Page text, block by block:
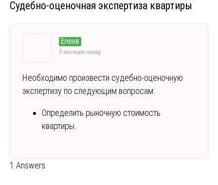
Судебно-оценочная экспертиза квартиры
Елена
5 месяцев назад
Необходимо произвести судебно-оценочную
экспертизу по следующим вопросам:
Определить рыночную стоимость
квартиры.
1 Answers